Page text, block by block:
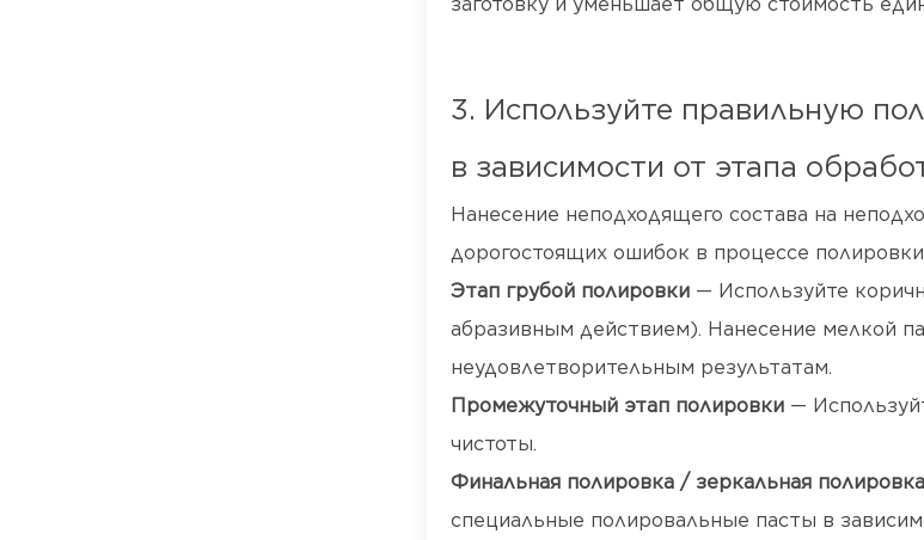
3. Используйте правильную
в зависимости от этапа
Нанесение неподходящего состава на
дорогостоящих ошибок в процессе
Этап грубой полировки — Используйте
абразивным действием). Нанесение мелкой
неудовлетворительным результатам.
Промежуточный этап полировки —
чистоты.
Финальная полировка / зеркальная полировка
специальные полировальные пасты в